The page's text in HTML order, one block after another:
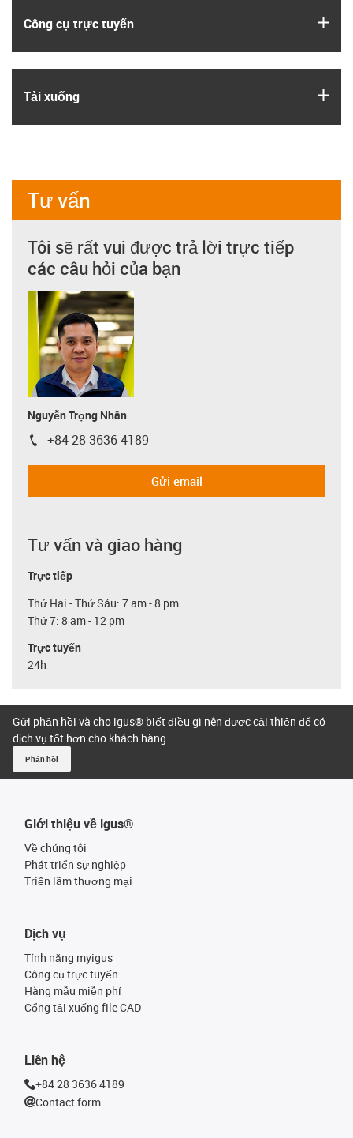
Công cụ trực tuyến
Tải xuống
Tư vấn
Tôi sẽ rất vui được trả lời trực tiếp
các câu hỏi của bạn
Nguyễn Trọng Nhân
igus-icon-phone
+84 28 3636 4189
Gửi email
Tư vấn và giao hàng
Trực tiếp
Thứ Hai - Thứ Sáu: 7 am - 8 pm
Thứ 7: 8 am - 12 pm
Trực tuyến
24h
Gửi phản hồi và cho igus® biết điều gì nên được cải thiện để có
dịch vụ tốt hơn cho khách hàng.
Phản hồi
Giới thiệu về igus®
Về chúng tôi
Phát triển sự nghiệp
Triển lãm thương mại
Dịch vụ
Tính năng myigus
Công cụ trực tuyến
Hàng mẫu miễn phí
Cổng tải xuống file CAD
Liên hệ
+84 28 3636 4189
Contact form